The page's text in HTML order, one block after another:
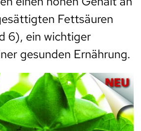
Fettsäuren
6), ein wichtiger
gesunden Ernährung.